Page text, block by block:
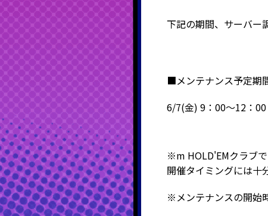
下記の期間、サーバー
■メンテナンス予定期
6/7(金) 9：00～12：00
※m HOLD'EMクラブ
開催タイミングには十
※メンテナンスの開始